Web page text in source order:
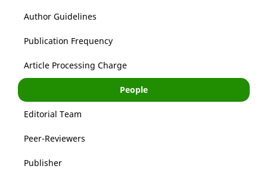
Author Guidelines
Publication Frequency
Article Processing Charge
People
Editorial Team
Peer-Reviewers
Publisher